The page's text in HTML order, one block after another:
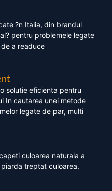
?n Italia, din brandul
pentru problemele legate
a readuce
solutie eficienta pentru
In cautarea unei metode
legate de par, multi
culoarea naturala a
treptat culoarea,